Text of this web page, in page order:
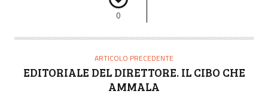
0
ARTICOLO PRECEDENTE
EDITORIALE DEL DIRETTORE. IL CIBO CHE
AMMALA